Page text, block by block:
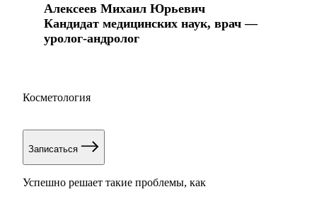
Алексеев Михаил Юрьевич
Кандидат медицинских наук, врач —
уролог‐андролог
Косметология
Записаться
Успешно решает такие проблемы, как